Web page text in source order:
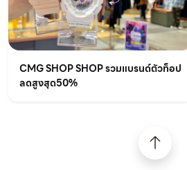
CMG SHOP SHOP รวมแบรนด์ตัวท็อป
ลดสูงสุด50%